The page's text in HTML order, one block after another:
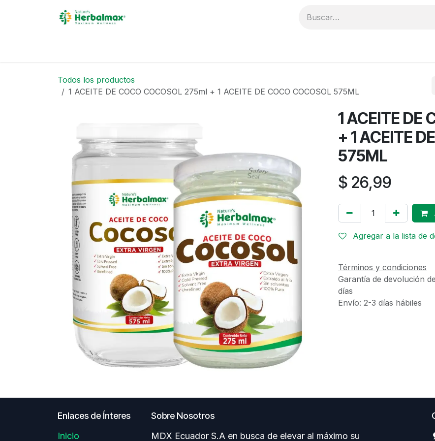
Todos los productos
1 ACEITE DE COCO COCOSOL 275ml + 1 ACEITE DE COCO COCOSOL 575ML
1 ACEITE DE
+ 1 ACEITE
575ML
$ 26,99
Agregar a la lista de
Términos y condiciones
Garantía de devolución
días
Envío: 2-3 días hábiles
Enlaces de Ínteres
Inicio
Sobre Nosotros
MDX Ecuador S.A en busca de elevar al máximo su